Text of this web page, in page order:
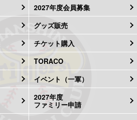
2027年度会員募集
グッズ販売
チケット購入
TORACO
イベント（一軍）
2027年度
ファミリー申請